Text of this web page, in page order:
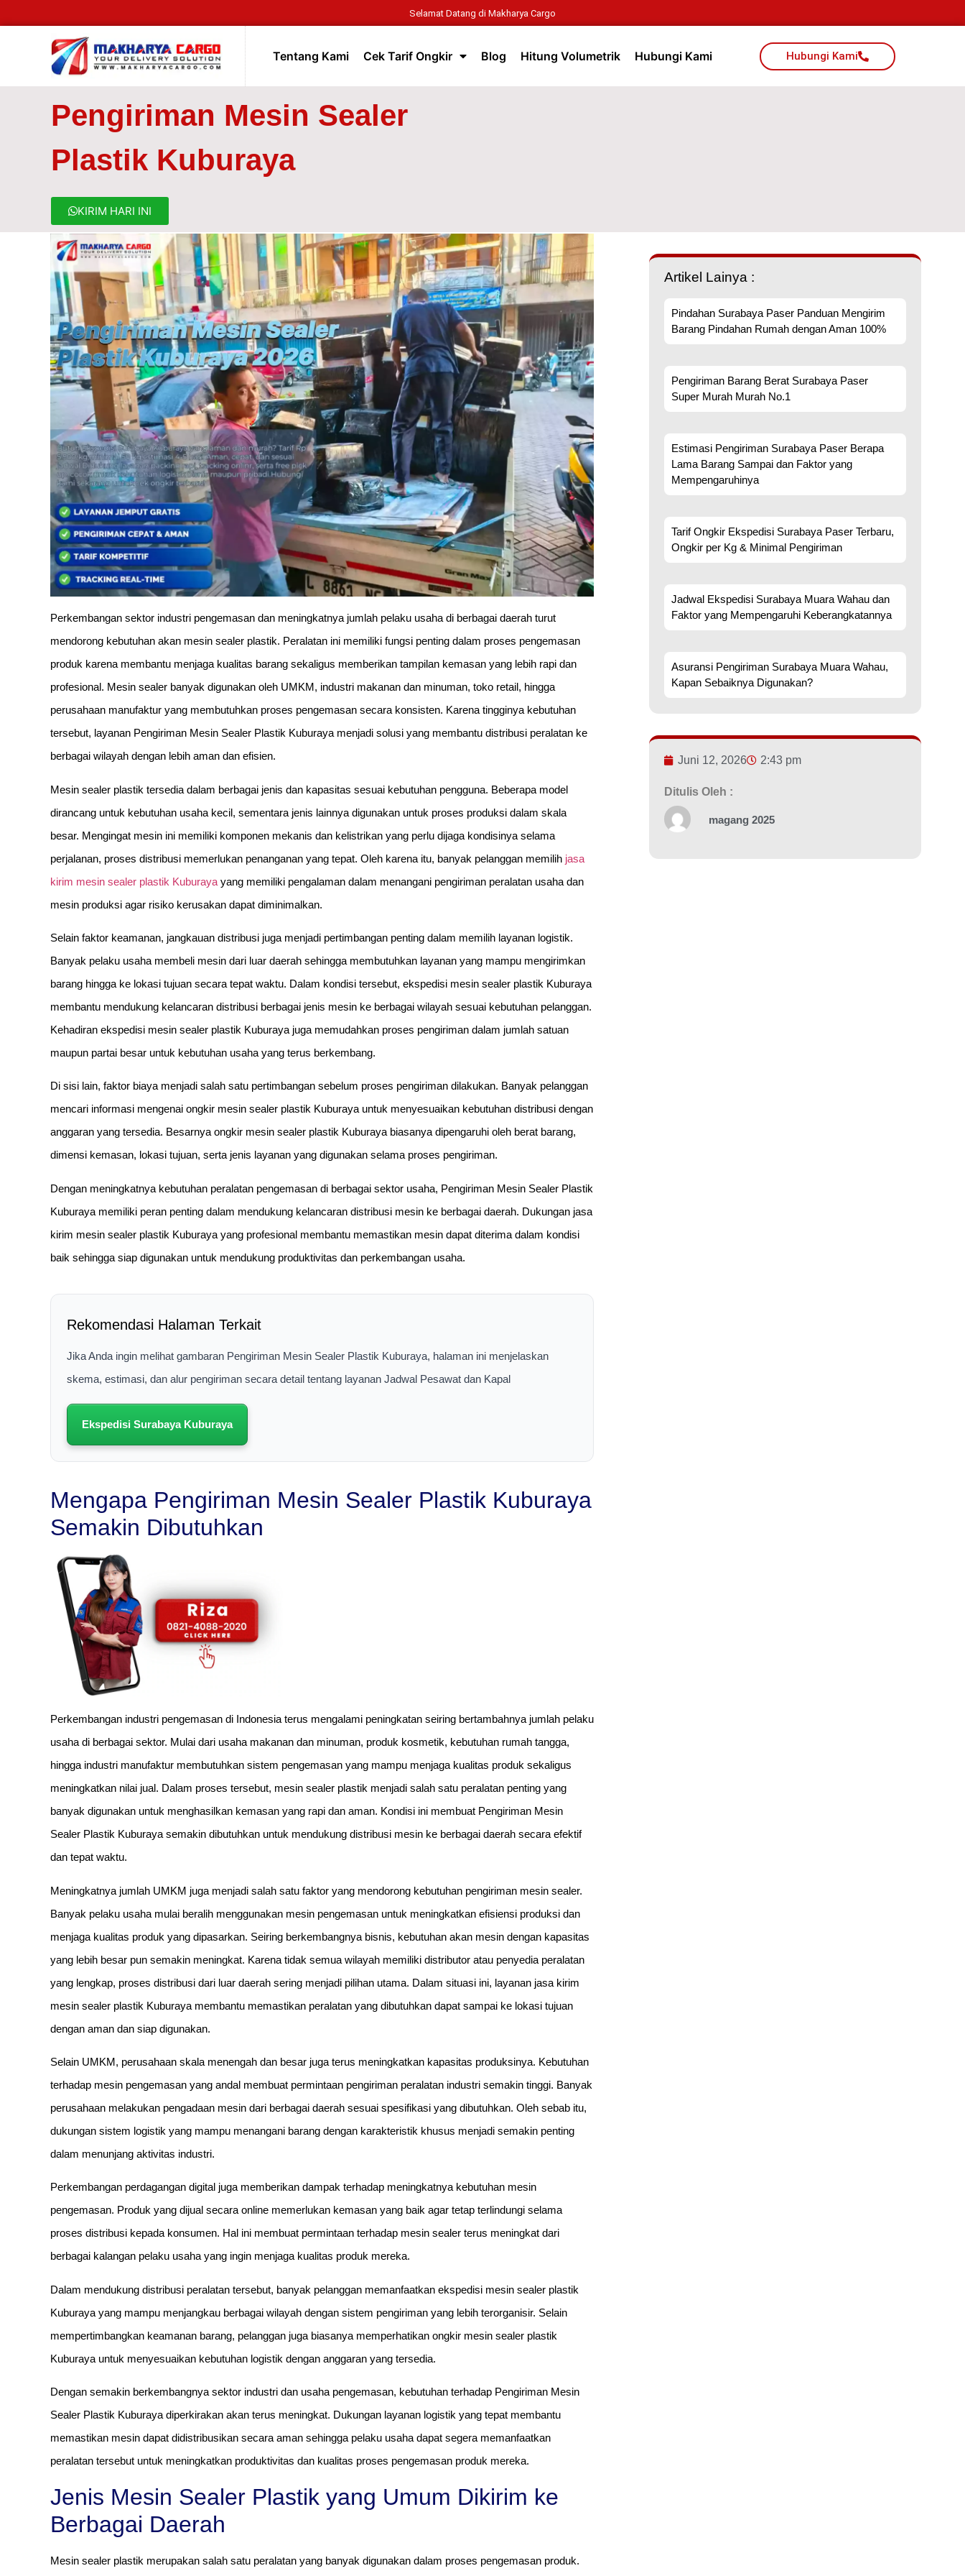
Selamat Datang di Makharya Cargo
Tentang Kami Cek Tarif Ongkir Blog Hitung Volumetrik Hubungi Kami Hubungi Kami
Pengiriman Mesin Sealer
Plastik Kuburaya
KIRIM HARI INI
Perkembangan sektor industri pengemasan dan meningkatnya jumlah pelaku usaha di berbagai daerah turut
mendorong kebutuhan akan mesin sealer plastik. Peralatan ini memiliki fungsi penting dalam proses pengemasan
produk karena membantu menjaga kualitas barang sekaligus memberikan tampilan kemasan yang lebih rapi dan
profesional. Mesin sealer banyak digunakan oleh UMKM, industri makanan dan minuman, toko retail, hingga
perusahaan manufaktur yang membutuhkan proses pengemasan secara konsisten. Karena tingginya kebutuhan
tersebut, layanan Pengiriman Mesin Sealer Plastik Kuburaya menjadi solusi yang membantu distribusi peralatan ke
berbagai wilayah dengan lebih aman dan efisien.
Mesin sealer plastik tersedia dalam berbagai jenis dan kapasitas sesuai kebutuhan pengguna. Beberapa model
dirancang untuk kebutuhan usaha kecil, sementara jenis lainnya digunakan untuk proses produksi dalam skala
besar. Mengingat mesin ini memiliki komponen mekanis dan kelistrikan yang perlu dijaga kondisinya selama
perjalanan, proses distribusi memerlukan penanganan yang tepat. Oleh karena itu, banyak pelanggan memilih jasa
kirim mesin sealer plastik Kuburaya yang memiliki pengalaman dalam menangani pengiriman peralatan usaha dan
mesin produksi agar risiko kerusakan dapat diminimalkan.
Selain faktor keamanan, jangkauan distribusi juga menjadi pertimbangan penting dalam memilih layanan logistik.
Banyak pelaku usaha membeli mesin dari luar daerah sehingga membutuhkan layanan yang mampu mengirimkan
barang hingga ke lokasi tujuan secara tepat waktu. Dalam kondisi tersebut, ekspedisi mesin sealer plastik Kuburaya
membantu mendukung kelancaran distribusi berbagai jenis mesin ke berbagai wilayah sesuai kebutuhan pelanggan.
Kehadiran ekspedisi mesin sealer plastik Kuburaya juga memudahkan proses pengiriman dalam jumlah satuan
maupun partai besar untuk kebutuhan usaha yang terus berkembang.
Di sisi lain, faktor biaya menjadi salah satu pertimbangan sebelum proses pengiriman dilakukan. Banyak pelanggan
mencari informasi mengenai ongkir mesin sealer plastik Kuburaya untuk menyesuaikan kebutuhan distribusi dengan
anggaran yang tersedia. Besarnya ongkir mesin sealer plastik Kuburaya biasanya dipengaruhi oleh berat barang,
dimensi kemasan, lokasi tujuan, serta jenis layanan yang digunakan selama proses pengiriman.
Dengan meningkatnya kebutuhan peralatan pengemasan di berbagai sektor usaha, Pengiriman Mesin Sealer Plastik
Kuburaya memiliki peran penting dalam mendukung kelancaran distribusi mesin ke berbagai daerah. Dukungan jasa
kirim mesin sealer plastik Kuburaya yang profesional membantu memastikan mesin dapat diterima dalam kondisi
baik sehingga siap digunakan untuk mendukung produktivitas dan perkembangan usaha.
Rekomendasi Halaman Terkait
Jika Anda ingin melihat gambaran Pengiriman Mesin Sealer Plastik Kuburaya, halaman ini menjelaskan
skema, estimasi, dan alur pengiriman secara detail tentang layanan Jadwal Pesawat dan Kapal
Ekspedisi Surabaya Kuburaya
Mengapa Pengiriman Mesin Sealer Plastik Kuburaya
Semakin Dibutuhkan
Perkembangan industri pengemasan di Indonesia terus mengalami peningkatan seiring bertambahnya jumlah pelaku
usaha di berbagai sektor. Mulai dari usaha makanan dan minuman, produk kosmetik, kebutuhan rumah tangga,
hingga industri manufaktur membutuhkan sistem pengemasan yang mampu menjaga kualitas produk sekaligus
meningkatkan nilai jual. Dalam proses tersebut, mesin sealer plastik menjadi salah satu peralatan penting yang
banyak digunakan untuk menghasilkan kemasan yang rapi dan aman. Kondisi ini membuat Pengiriman Mesin
Sealer Plastik Kuburaya semakin dibutuhkan untuk mendukung distribusi mesin ke berbagai daerah secara efektif
dan tepat waktu.
Meningkatnya jumlah UMKM juga menjadi salah satu faktor yang mendorong kebutuhan pengiriman mesin sealer.
Banyak pelaku usaha mulai beralih menggunakan mesin pengemasan untuk meningkatkan efisiensi produksi dan
menjaga kualitas produk yang dipasarkan. Seiring berkembangnya bisnis, kebutuhan akan mesin dengan kapasitas
yang lebih besar pun semakin meningkat. Karena tidak semua wilayah memiliki distributor atau penyedia peralatan
yang lengkap, proses distribusi dari luar daerah sering menjadi pilihan utama. Dalam situasi ini, layanan jasa kirim
mesin sealer plastik Kuburaya membantu memastikan peralatan yang dibutuhkan dapat sampai ke lokasi tujuan
dengan aman dan siap digunakan.
Selain UMKM, perusahaan skala menengah dan besar juga terus meningkatkan kapasitas produksinya. Kebutuhan
terhadap mesin pengemasan yang andal membuat permintaan pengiriman peralatan industri semakin tinggi. Banyak
perusahaan melakukan pengadaan mesin dari berbagai daerah sesuai spesifikasi yang dibutuhkan. Oleh sebab itu,
dukungan sistem logistik yang mampu menangani barang dengan karakteristik khusus menjadi semakin penting
dalam menunjang aktivitas industri.
Perkembangan perdagangan digital juga memberikan dampak terhadap meningkatnya kebutuhan mesin
pengemasan. Produk yang dijual secara online memerlukan kemasan yang baik agar tetap terlindungi selama
proses distribusi kepada konsumen. Hal ini membuat permintaan terhadap mesin sealer terus meningkat dari
berbagai kalangan pelaku usaha yang ingin menjaga kualitas produk mereka.
Dalam mendukung distribusi peralatan tersebut, banyak pelanggan memanfaatkan ekspedisi mesin sealer plastik
Kuburaya yang mampu menjangkau berbagai wilayah dengan sistem pengiriman yang lebih terorganisir. Selain
mempertimbangkan keamanan barang, pelanggan juga biasanya memperhatikan ongkir mesin sealer plastik
Kuburaya untuk menyesuaikan kebutuhan logistik dengan anggaran yang tersedia.
Dengan semakin berkembangnya sektor industri dan usaha pengemasan, kebutuhan terhadap Pengiriman Mesin
Sealer Plastik Kuburaya diperkirakan akan terus meningkat. Dukungan layanan logistik yang tepat membantu
memastikan mesin dapat didistribusikan secara aman sehingga pelaku usaha dapat segera memanfaatkan
peralatan tersebut untuk meningkatkan produktivitas dan kualitas proses pengemasan produk mereka.
Jenis Mesin Sealer Plastik yang Umum Dikirim ke
Berbagai Daerah
Mesin sealer plastik merupakan salah satu peralatan yang banyak digunakan dalam proses pengemasan produk.
Artikel Lainya :
Pindahan Surabaya Paser Panduan Mengirim
Barang Pindahan Rumah dengan Aman 100%
Pengiriman Barang Berat Surabaya Paser
Super Murah Murah No.1
Estimasi Pengiriman Surabaya Paser Berapa
Lama Barang Sampai dan Faktor yang
Mempengaruhinya
Tarif Ongkir Ekspedisi Surabaya Paser Terbaru,
Ongkir per Kg & Minimal Pengiriman
Jadwal Ekspedisi Surabaya Muara Wahau dan
Faktor yang Mempengaruhi Keberangkatannya
Asuransi Pengiriman Surabaya Muara Wahau,
Kapan Sebaiknya Digunakan?
Juni 12, 2026 2:43 pm
Ditulis Oleh :
magang 2025